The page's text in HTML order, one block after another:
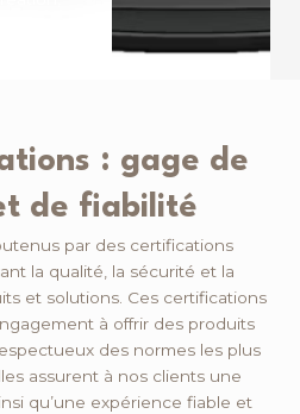
: gage de
de fiabilité
par des certifications
la qualité, la sécurité et la
et solutions. Ces certifications
à offrir des produits
des normes les plus
assurent à nos clients une
qu’une expérience fiable et